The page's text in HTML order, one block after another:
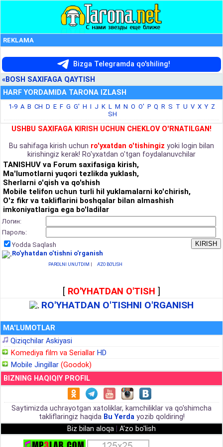
REKLAMA
Bizga Telegramda qo'shiling!
«BOSH SAXIFAGA QAYTISH
HARF YORDAMIDA TARONA IZLASH
1-9 A B CH D E F G G' H I J K L M N O O' P Q R S T U V X Y Z
SH
USHBU SAXIFAGA KIRISH UCHUN CHEKLOV O'RNATILGAN!
Bu sahifaga kirish uchun ro'yxatdan o'tishingiz yoki login bilan
kirishingiz kerak! Ro'yxatdan o'tgan foydalanuvchilar
TANISHUV va Forum saxifasiga kirish,
Ma'lumotlarni yuqori tezlikda yuklash,
Sherlarni o'qish va qo'shish
Mobile telifon uchun turli hil yuklamalarni ko'chirish,
O'z fikr va takliflarini boshqalar bilan almashish
imkoniyatlariga ega bo'ladilar
Логин:
Пароль:
Yodda Saqlash
Ro'yhatdan o'tishni o'rganish
PAROLNI UNUTDIM | A'ZO BO'LISH
[ RO'YHATDAN O'TISH ]
RO'YHATDAN O'TISHNI O'RGANISH
MA'LUMOTLAR
Qiziqchilar Askiyasi
Komediya film va Seriallar HD
Mobile Jingillar (Goodok)
BIZNING HAQIQIY PROFIL
Saytimizda uchrayotgan xatoliklar, kamchiliklar va qo'shimcha
takliflaringiz haqida Bu Yerdayozib qoldiring!
Biz bilan aloqa
A'zo bo'lish